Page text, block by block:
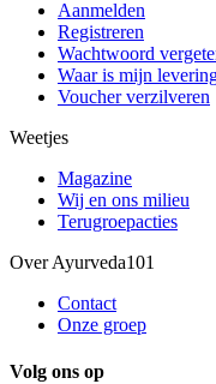
Aanmelden
Registreren
Wachtwoord
Waar is mijn
Voucher verzilveren
Weetjes
Magazine
Wij en ons milieu
Terugroepacties
Over Ayurveda101
Contact
Onze groep
Volg ons op